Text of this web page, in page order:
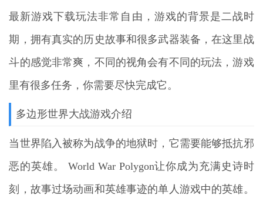
最新游戏下载玩法非常自由，游戏的背景是二战时
期，拥有真实的历史故事和很多武器装备，在这里战
斗的感觉非常爽，不同的视角会有不同的玩法，游戏
里有很多任务，你需要尽快完成它。
多边形世界大战游戏介绍
当世界陷入被称为战争的地狱时，它需要能够抵抗邪
恶的英雄。 World War Polygon让你成为充满史诗时
刻，故事过场动画和英雄事迹的单人游戏中的英雄。